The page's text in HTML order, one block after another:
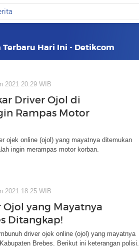
Hari Ini - Detikcom
2021 20:29 WIB
Driver Ojol di
Rampas Motor
ojek online (ojol) yang mayatnya ditemukan
ingin merampas motor korban.
2021 18:25 WIB
yang Mayatnya
Ditangkap!
driver ojek online (ojol) yang mayatnya
Brebes. Berikut ini keterangan polisi.